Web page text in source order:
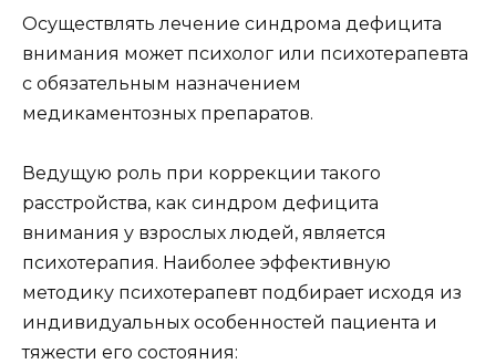
Осуществлять лечение синдрома дефицита
внимания может психолог или психотерапевта
с обязательным назначением
медикаментозных препаратов.
Ведущую роль при коррекции такого
расстройства, как синдром дефицита
внимания у взрослых людей, является
психотерапия. Наиболее эффективную
методику психотерапевт подбирает исходя из
индивидуальных особенностей пациента и
тяжести его состояния: